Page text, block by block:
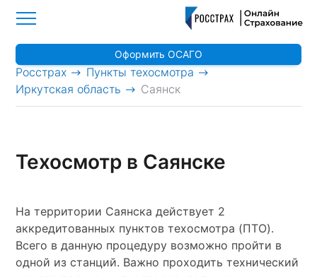
Росстрах > Пункты техосмотра
>
Иркутская область
> Саянск
Оформить ОСАГО
Техосмотр в Саянске
На территории Саянска действует 2
аккредитованных пунктов техосмотра (ПТО).
Всего в данную процедуру возможно пройти в
одной из станций. Важно проходить технический